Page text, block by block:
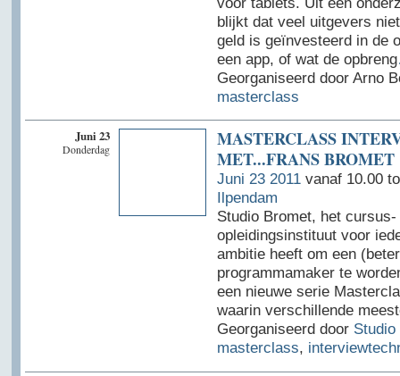
blijkt dat veel uitgevers
geld is geïnvesteerd in de
een app, of wat de opbreng
Georganiseerd door Arno
masterclass
Juni 23
Donderdag
MASTERCLASS
MET...FRANS BROMET
Juni 23 2011vanaf 10.00
Ilpendam
Studio Bromet, het cursus-
opleidingsinstituut voor
ambitie heeft om een
programmamaker te
een nieuwe serie
waarin verschillende
Georganiseerd door Studio
masterclass,